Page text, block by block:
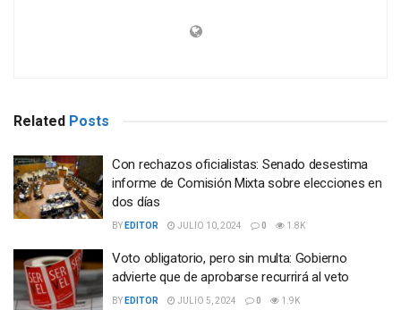
Related Posts
Con rechazos oficialistas: Senado desestima
informe de Comisión Mixta sobre elecciones en
dos días
BY EDITOR JULIO 10, 2024 0 1.8K
Voto obligatorio, pero sin multa: Gobierno
advierte que de aprobarse recurrirá al veto
BY EDITOR JULIO 5, 2024 0 1.9K